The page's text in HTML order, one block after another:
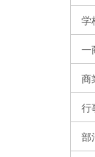
学
一
商
行
部